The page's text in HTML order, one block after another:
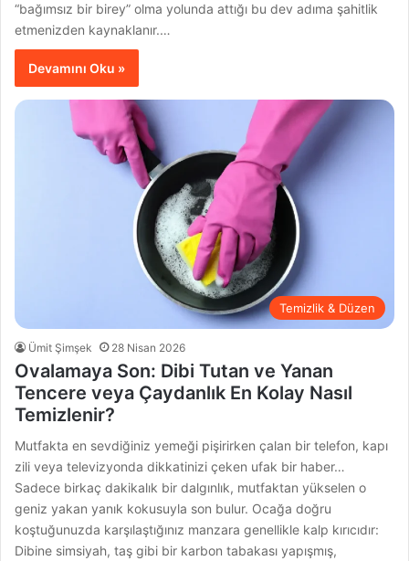
“bağımsız bir birey” olma yolunda attığı bu dev adıma şahitlik
etmenizden kaynaklanır.…
Devamını Oku »
Temizlik & Düzen
Ümit Şimşek 28 Nisan 2026
Ovalamaya Son: Dibi Tutan ve Yanan
Tencere veya Çaydanlık En Kolay Nasıl
Temizlenir?
Mutfakta en sevdiğiniz yemeği pişirirken çalan bir telefon, kapı
zili veya televizyonda dikkatinizi çeken ufak bir haber…
Sadece birkaç dakikalık bir dalgınlık, mutfaktan yükselen o
geniz yakan yanık kokusuyla son bulur. Ocağa doğru
koştuğunuzda karşılaştığınız manzara genellikle kalp kırıcıdır:
Dibine simsiyah, taş gibi bir karbon tabakası yapışmış,